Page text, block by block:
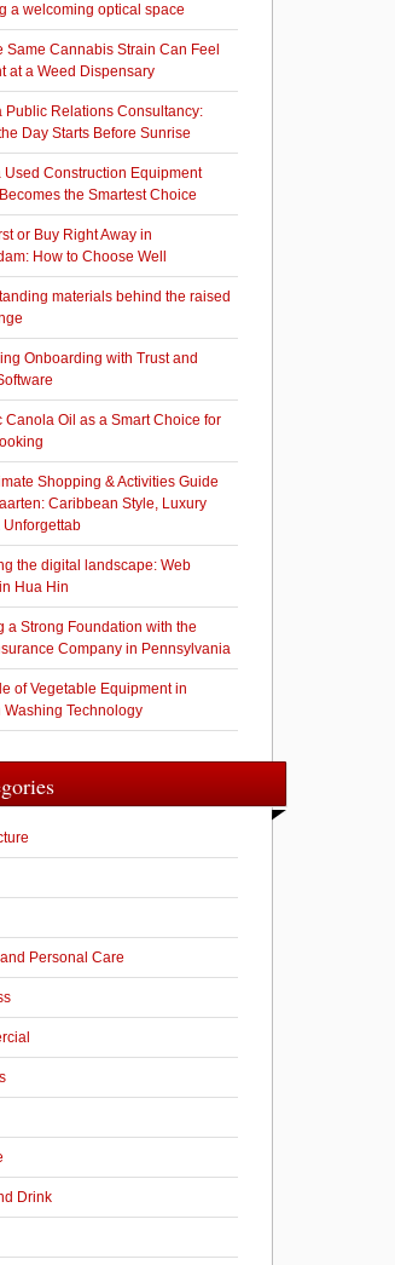
a welcoming optical space
Same Cannabis Strain Can Feel
at a Weed Dispensary
Public Relations Consultancy:
Day Starts Before Sunrise
Used Construction Equipment
the Smartest Choice
or Buy Right Away in
How to Choose Well
materials behind the raised
Onboarding with Trust and
Canola Oil as a Smart Choice for
Shopping & Activities Guide
Caribbean Style, Luxury
Unforgettab
the digital landscape: Web
Hua Hin
a Strong Foundation with the
Company in Pennsylvania
of Vegetable Equipment in
Washing Technology
Personal Care
Drink